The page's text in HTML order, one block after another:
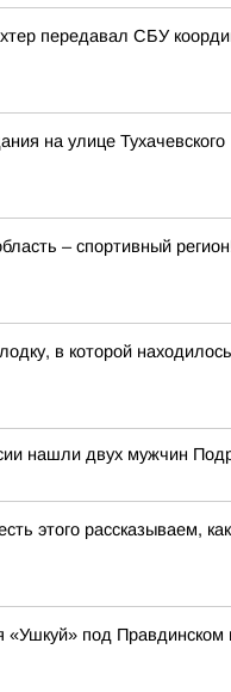
передавал СБУ
на улице Тухачевского
– спортивный
в которой
нашли двух мужчин
этого рассказываем,
«Ушкуй» под